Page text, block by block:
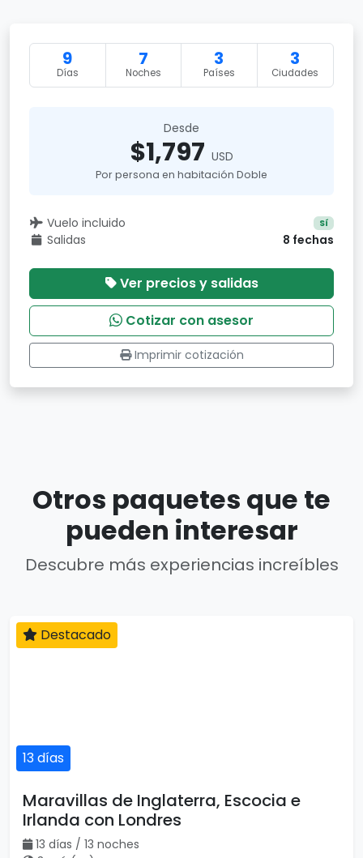
9
Días
7
Noches
3
Países
3
Ciudades
Desde
$1,797 USD
Por persona en habitación Doble
Vuelo incluido Sí
Salidas 8 fechas
Ver precios y salidas
Cotizar con asesor
Imprimir cotización
Otros paquetes que te
pueden interesar
Descubre más experiencias increíbles
13 días
Destacado
Maravillas de Inglaterra, Escocia e
Irlanda con Londres
13 días / 13 noches